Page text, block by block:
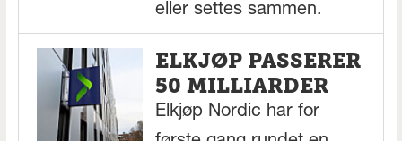
eller settes sammen.
ELKJØP PASSERER
50 MILLIARDER
Elkjøp Nordic har for